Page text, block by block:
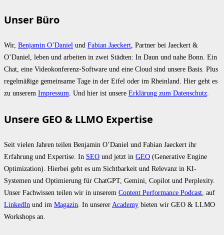
Unser Büro
Wir, Benjamin O’Daniel und Fabian Jaeckert , Partner bei Jaeckert &
O’Daniel, leben und arbeiten in zwei Städten: In Daun und nahe Bonn. Ein
Chat, eine Videokonferenz-Software und eine Cloud sind unsere Basis. Plus
regelmäßige gemeinsame Tage in der Eifel oder im Rheinland. Hier geht es
zu unserem Impressum . Und hier ist unsere Erklärung zum Datenschutz
Unsere GEO & LLMO Expertise
Seit vielen Jahren teilen Benjamin O’Daniel und Fabian Jaeckert ihr
Erfahrung und Expertise. In SEO und jetzt in GEO (Generative Engine
Optimization). Hierbei geht es um Sichtbarkeit und Relevanz in KI-
Systemen und Optimierung für ChatGPT, Gemini, Copilot und Perplexity.
Unser Fachwissen teilen wir in unserem Content Performance Podcast , auf
LinkedIn und im Magazin . In unserer Academy bieten wir GEO & LLMO
Workshops an.